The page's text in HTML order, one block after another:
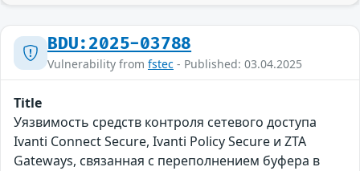
BDU:2025-03788
Vulnerability from fstec - Published: 03.04.2025
Title
Уязвимость средств контроля сетевого доступа
Ivanti Connect Secure, Ivanti Policy Secure и ZTA
Gateways, связанная с переполнением буфера в